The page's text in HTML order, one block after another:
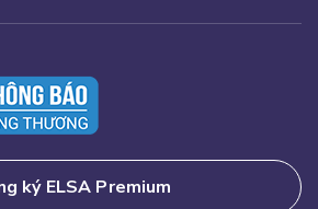
ký ELSA Premium